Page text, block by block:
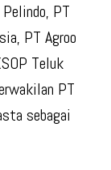
PT
PT Agroo
Teluk
PT
sebagai